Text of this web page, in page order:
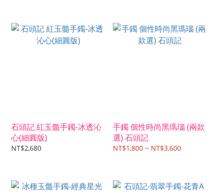
石頭記 紅玉髓手鐲-冰透沁
心(細圓版)
NT$2,680
手鐲 個性時尚黑瑪瑙 (兩款
選) 石頭記
NT$1,800 ~ NT$3,600